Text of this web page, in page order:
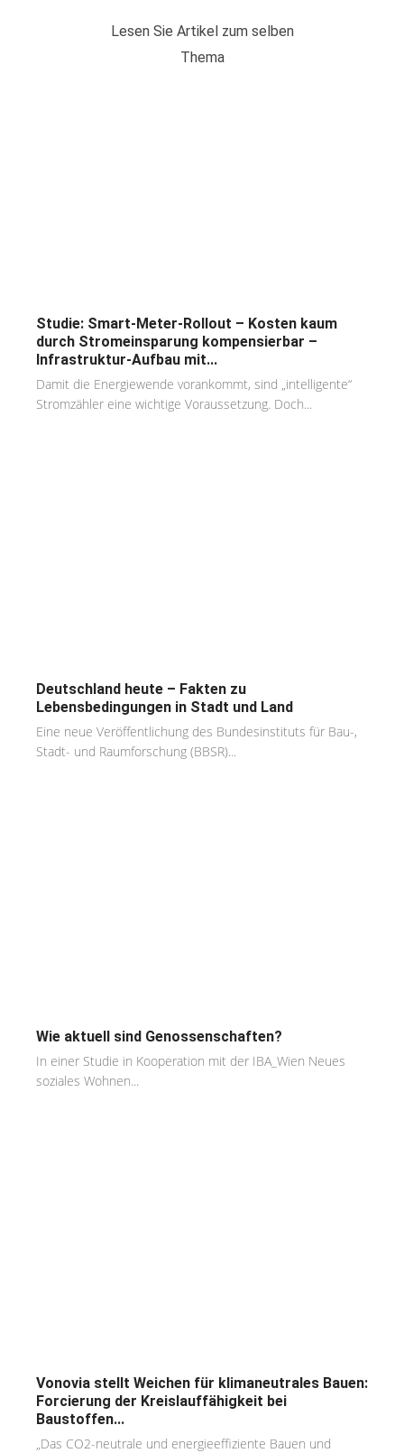
Lesen Sie Artikel zum selben
Thema
Studie: Smart-Meter-Rollout – Kosten kaum
durch Stromeinsparung kompensierbar –
Infrastruktur-Aufbau mit...
Damit die Energiewende vorankommt, sind „intelligente“
Stromzähler eine wichtige Voraussetzung. Doch...
Deutschland heute – Fakten zu
Lebensbedingungen in Stadt und Land
Eine neue Veröffentlichung des Bundesinstituts für Bau-,
Stadt- und Raumforschung (BBSR)...
Wie aktuell sind Genossenschaften?
In einer Studie in Kooperation mit der IBA_Wien Neues
soziales Wohnen...
Vonovia stellt Weichen für klimaneutrales Bauen:
Forcierung der Kreislauffähigkeit bei
Baustoffen...
„Das CO2-neutrale und energieeffiziente Bauen und